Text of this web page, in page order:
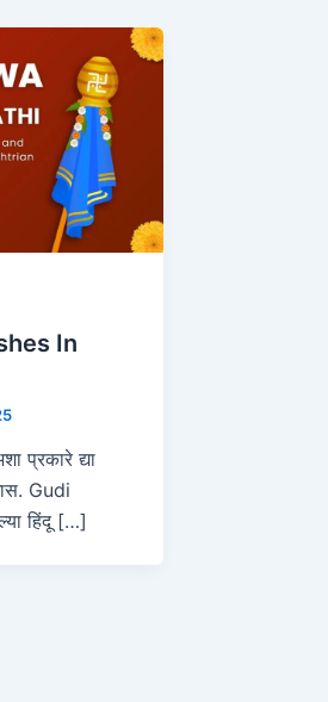
In
प्रकारे द्या
Gudi
हिंदू […]